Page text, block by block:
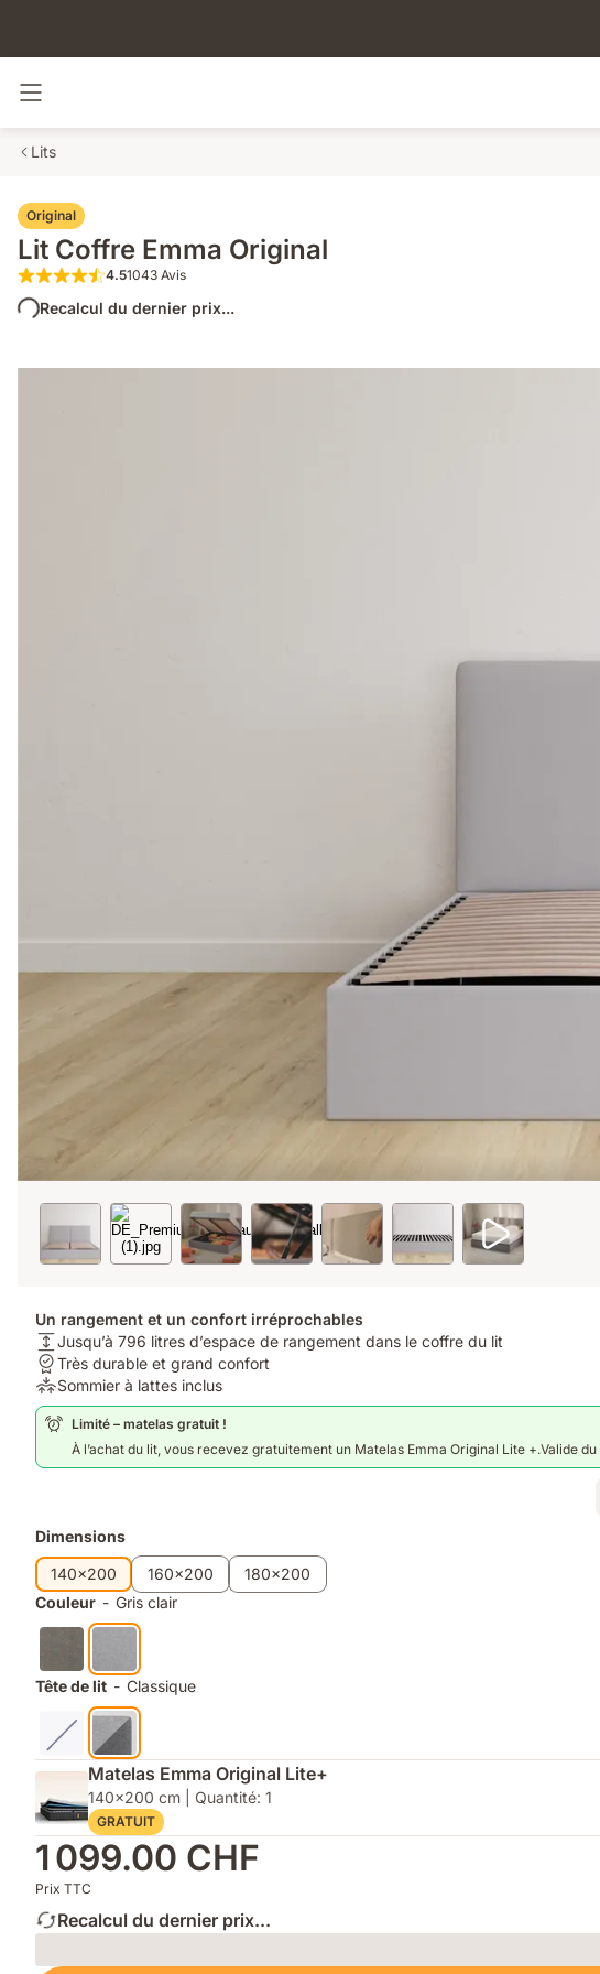
Lits
Original
Lit Coffre Emma Original
4.5 sur 5 étoiles 1043 Avis
4.51043 Avis
Recalcul du dernier prix...
Un rangement et un confort irréprochables
Hauteur
du
matelas:
Jusqu’à
796
d’espace
dans
le
coffre
du
lit
Jusqu’à 796 litres d’espace de rangement dans le coffre du lit
Garantie:
Très
durable
et
grand
confort
Très durable et grand confort
Soulagement
de
pression:
Sommier
inclus
Sommier à lattes inclus
Limité – matelas gratuit !
À l’achat du lit, vous recevez gratuitement un Matelas Emma Original Lite +.Valide
Produits
supplémentaires
Dimensions
140x200
160x200
180x200
Couleur - Gris clair
Tête de lit - Classique
Matelas Emma Original Lite+
140x200 cm | Quantité: 1
GRATUIT
1 099.00 CHF
Prix TTC
Recalcul du dernier prix...